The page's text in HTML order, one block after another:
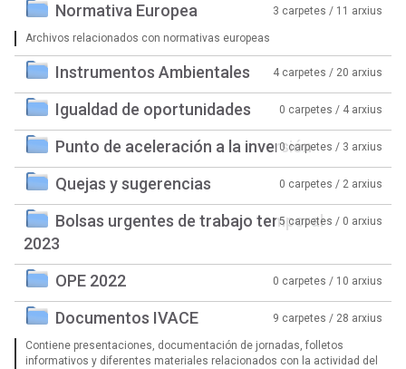
Normativa Europea 3 carpetes / 11 arxius
Archivos relacionados con normativas europeas
Instrumentos Ambientales 4 carpetes / 20 arxius
Igualdad de oportunidades 0 carpetes / 4 arxius
Punto de aceleración a la inversión0 carpetes / 3 arxius
Quejas y sugerencias 0 carpetes / 2 arxius
Bolsas urgentes de trabajo temporal
2023
5 carpetes / 0 arxius
OPE 2022 0 carpetes / 10 arxius
Documentos IVACE 9 carpetes / 28 arxius
Contiene presentaciones, documentación de jornadas, folletos
informativos y diferentes materiales relacionados con la actividad del